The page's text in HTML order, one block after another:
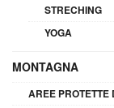
STRECHING
YOGA
MONTAGNA
AREE PROTETTE